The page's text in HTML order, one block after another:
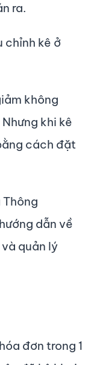
ra.
chỉnh kê ở
không
khi kê
cách đặt
dẫn về
quản lý
đơn trong 1